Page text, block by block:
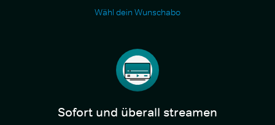
Wähl dein Wunschabo
Sofort und überall streamen